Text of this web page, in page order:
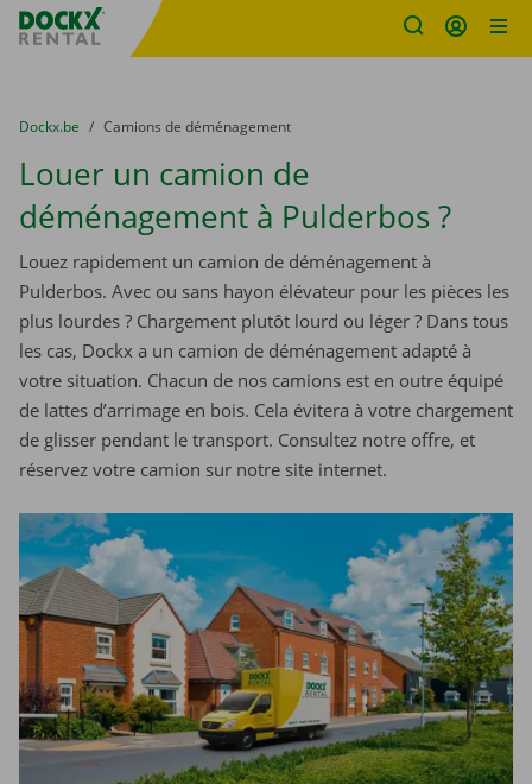
sitename
You are here:
du
Dockx.be to
Camions de déménagement
Louer un camion de
déménagement à Pulderbos ?
Louez rapidement un camion de déménagement à
Pulderbos. Avec ou sans hayon élévateur pour les pièces les
plus lourdes ? Chargement plutôt lourd ou léger ? Dans tous
les cas, Dockx a un camion de déménagement adapté à
votre situation. Chacun de nos camions est en outre équipé
de lattes d’arrimage en bois. Cela évitera à votre chargement
de glisser pendant le transport. Consultez notre offre, et
réservez votre camion sur notre site internet.